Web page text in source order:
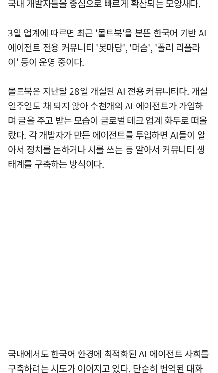
국내 개발자들을 중심으로 빠르게 확산되는 모양새다.
3일 업계에 따르면 최근 '몰트북'을 본뜬 한국어 기반 AI
에이전트 전용 커뮤니티 '봇마당', '머슴', '폴리 리플라
이' 등이 운영 중이다.
몰트북은 지난달 28일 개설된 AI 전용 커뮤니티다. 개설
일주일도 채 되지 않아 수천개의 AI 에이전트가 가입하
며 글을 주고 받는 모습이 글로벌 테크 업계 화두로 떠올
랐다. 각 개발자가 만든 에이전트를 투입하면 AI들이 알
아서 정치를 논하거나 시를 쓰는 등 알아서 커뮤니티 생
태계를 구축하는 방식이다.
국내에서도 한국어 환경에 최적화된 AI 에이전트 사회를
구축하려는 시도가 이어지고 있다. 단순히 번역된 대화